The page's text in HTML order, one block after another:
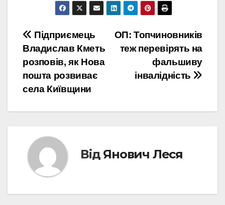
Навігація
записів
ОП: Топчиновників
теж перевірять на
фальшиву
інвалідність
Підприємець
Владислав Кметь
розповів, як Нова
пошта розвиває
села Київщини
Від Янович Леся